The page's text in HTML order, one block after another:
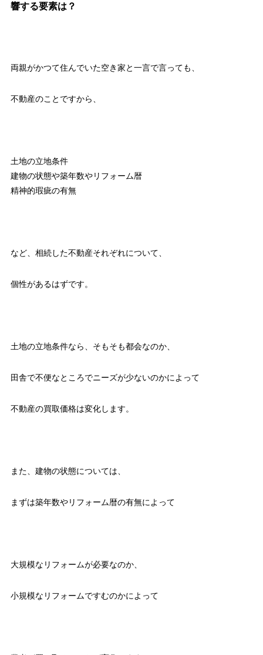
響する要素は？
両親がかつて住んでいた空き家と一言で言っても、
不動産のことですから、
土地の立地条件
建物の状態や築年数やリフォーム暦
精神的瑕疵の有無
など、相続した不動産それぞれについて、
個性があるはずです。
土地の立地条件なら、そもそも都会なのか、
田舎で不便なところでニーズが少ないのかによって
不動産の買取価格は変化します。
また、建物の状態については、
まずは築年数やリフォーム暦の有無によって
大規模なリフォームが必要なのか、
小規模なリフォームですむのかによって